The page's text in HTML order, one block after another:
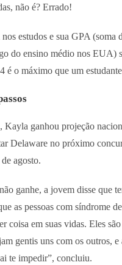
não é? Errado!
estudos e sua GPA (soma
do ensino médio nos EUA)
é o máximo que um
Kayla ganhou projeção
Delaware no próximo
agosto.
ganhe, a jovem disse que
as pessoas com síndrome
coisa em suas vidas. Eles
gentis uns com os outros, e
te impedir”, concluiu.